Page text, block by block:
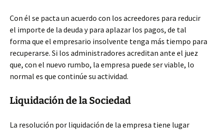
Con él se pacta un acuerdo con los acreedores para reducir
el importe de la deuda y para aplazar los pagos, de tal
forma que el empresario insolvente tenga más tiempo para
recuperarse. Si los administradores acreditan ante el juez
que, con el nuevo rumbo, la empresa puede ser viable, lo
normal es que continúe su actividad.
Liquidación de la Sociedad
La resolución por liquidación de la empresa tiene lugar